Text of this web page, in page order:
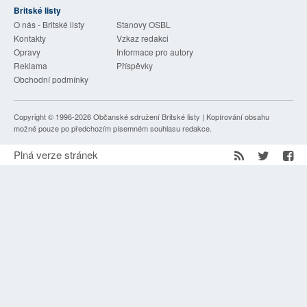
SOCIÁLNÍ SÍTĚ
RUBRIKY
PLNÁ VERZE STRÁNEK
Britské listy
O nás - Britské listy
Stanovy OSBL
Kontakty
Vzkaz redakci
Opravy
Informace pro autory
Reklama
Příspěvky
Obchodní podmínky
Copyright © 1996-2026Občanské sdružení Britské listy | Kopírování obsahu
možné pouze po předchozím písemném souhlasu redakce.
Plná verze stránek